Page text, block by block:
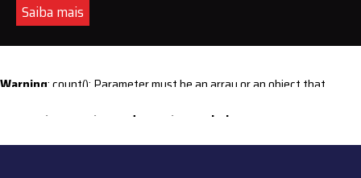
Saiba mais
Warning: count(): Parameter must be an array or an object that
content/themes/sintequimica/index.php